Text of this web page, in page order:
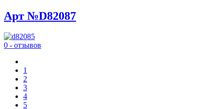
Арт №D82087
0 - отзывов
1
2
3
4
5